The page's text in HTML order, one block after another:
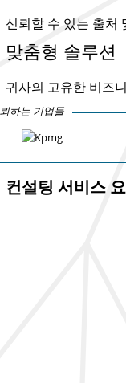
신뢰할 수 있는 출처
맞춤형 솔루션
귀사의 고유한 비즈
하는 기업들
컨설팅 서비스